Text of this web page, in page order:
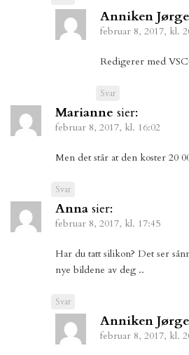
Anniken
februar 8, 2017, kl.
Redigerer med
Svar
Marianne sier:
februar 8, 2017, kl. 16:02
Men det står at den koster 20
Svar
Anna sier:
februar 8, 2017, kl. 17:45
Har du tatt silikon? Det ser
nye bildene av deg ..
Svar
Anniken
februar 8, 2017, kl.